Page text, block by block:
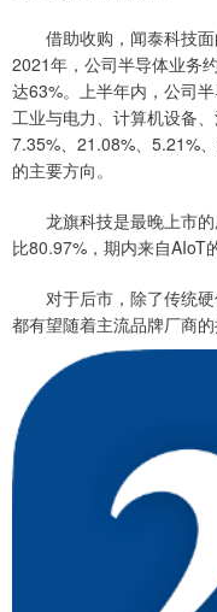
借助收购，闻泰科技面
2021年，公司半导体业务
达63%。上半年内，公司
工业与电力、计算机设备
7.35%、21.08%、5.21%
的主要方向。
龙旗科技是最晚上市的
比80.97%，期内来自AIoT
对于后市，除了传统硬
都有望随着主流品牌厂商